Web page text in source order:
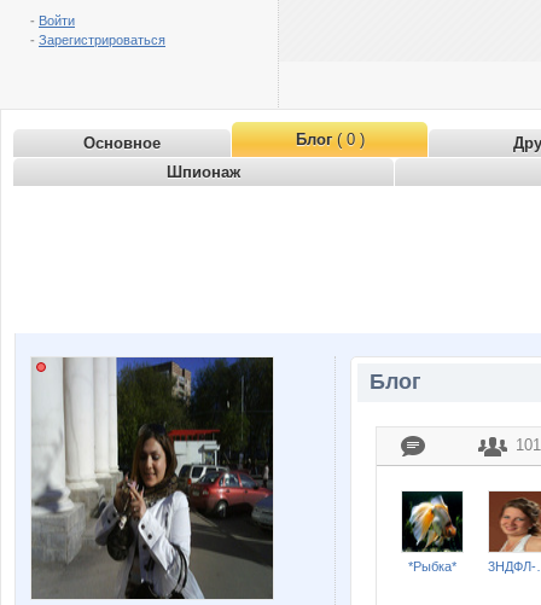
- Войти
- Зарегистрироваться
Основное Блог( 0 )
Шпионаж
Блог
101
*Рыбка*